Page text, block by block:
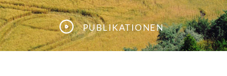
Publikationen